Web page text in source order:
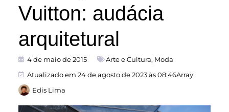
Vuitton: audácia
arquitetural
4 de maio de 2015 Arte e Cultura, Moda
Atualizado em 24 de agosto de 2023 às 08:46Array
Edis Lima